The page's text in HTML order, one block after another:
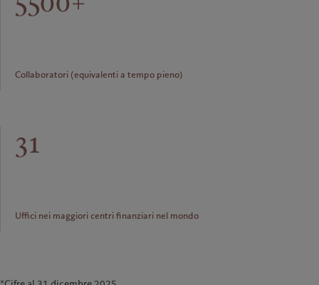
Collaboratori (equivalenti a tempo pieno)
31
Uffici nei maggiori centri finanziari nel mondo